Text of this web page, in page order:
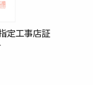
定工事店証